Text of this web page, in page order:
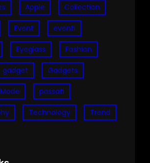
Apple Collection
Event eventi
Eyeglass Fashion
gadget Gadgets
Mode passati
Technology Trend